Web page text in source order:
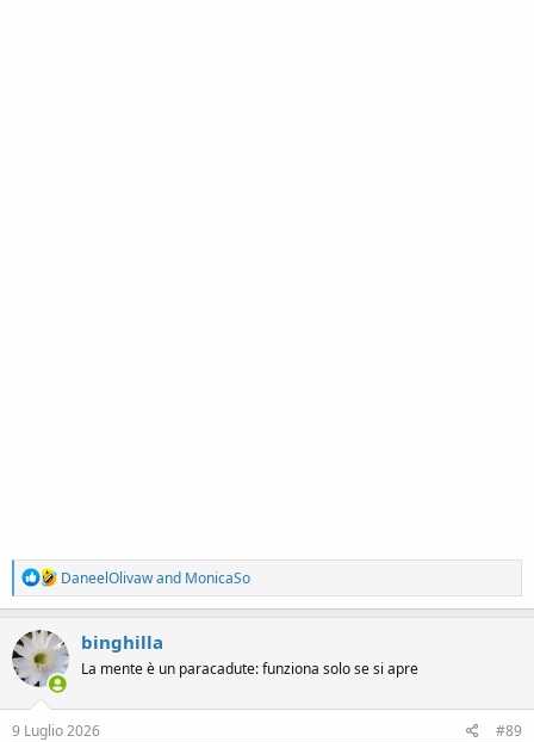
R
e
a
t
i
o
n
s
DaneelOlivawand MonicaSo
binghilla
La mente è un paracadute: funziona solo se si apre
9 Luglio 2026 #89